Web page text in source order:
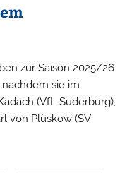
zur Saison 2025/26
sie im
(VfL Suderburg),
von Plüskow (SV